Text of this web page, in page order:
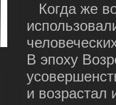
Когда же
В эпоху
и возрастал